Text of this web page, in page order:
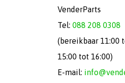
VenderParts
Tel: 088 208 0308
(bereikbaar 11:00
15:00 tot 16:00)
E-mail: